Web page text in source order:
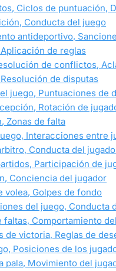
Ciclos de puntuación,
Conducta del juego
antideportivo,
de reglas
de conflictos,
de disputas
juego, Puntuaciones de
Rotación de
Zonas de falta
Interacciones entre
Conducta del
Participación de
Conciencia del jugador
volea, Golpes de fondo
del juego, Conducta
faltas, Comportamiento
de victoria, Reglas de
Posiciones de los
pala, Movimiento del